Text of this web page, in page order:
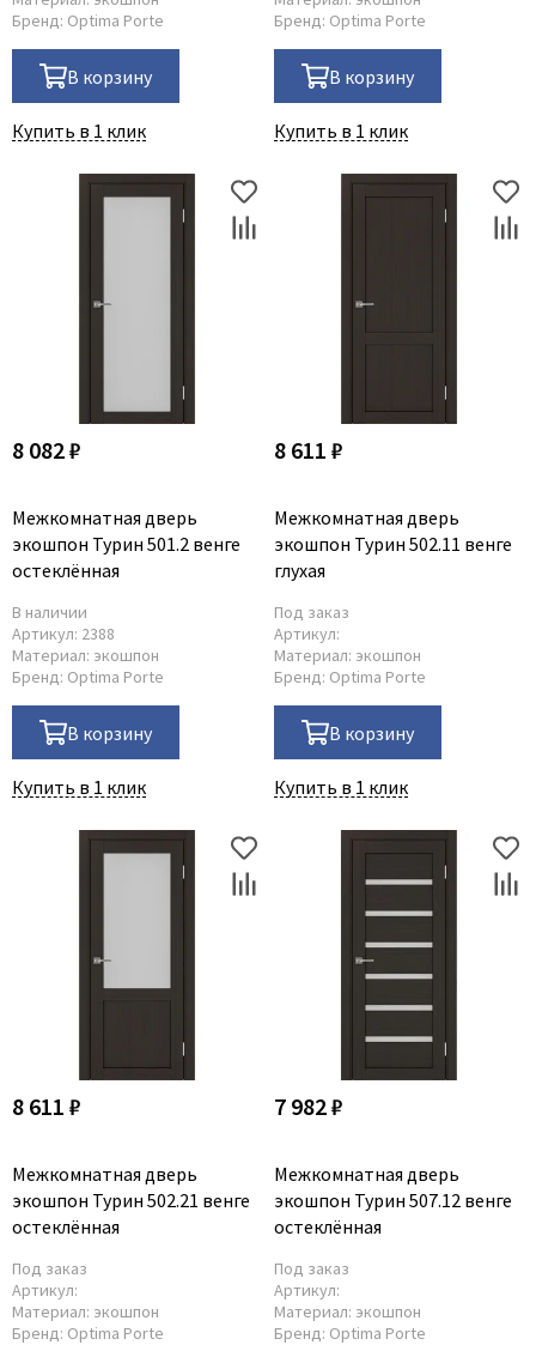
Бренд: Optima Porte
В корзину
Купить в 1 клик
Бренд: Optima Porte
В корзину
Купить в 1 клик
8 082 ₽
Межкомнатная дверь
экошпон Турин 501.2 венге
остеклённая
В наличии
Артикул: 2388
Материал: экошпон
Бренд: Optima Porte
В корзину
Купить в 1 клик
8 611 ₽
Межкомнатная дверь
экошпон Турин 502.11 венге
глухая
Под заказ
Артикул:
Материал: экошпон
Бренд: Optima Porte
В корзину
Купить в 1 клик
8 611 ₽
Межкомнатная дверь
экошпон Турин 502.21 венге
остеклённая
Под заказ
Артикул:
Материал: экошпон
Бренд: Optima Porte
7 982 ₽
Межкомнатная дверь
экошпон Турин 507.12 венге
остеклённая
Под заказ
Артикул:
Материал: экошпон
Бренд: Optima Porte